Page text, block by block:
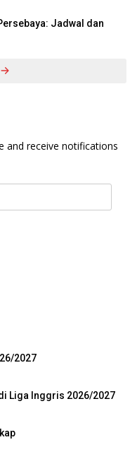
Jadwal dan
and receive notifications
2027
Liga Inggris 2026/2027